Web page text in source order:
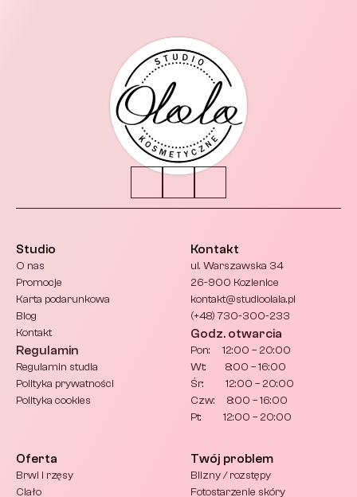
Studio
O nas
Promocje
Karta podarunkowa
Blog
Kontakt
Regulamin
Regulamin studia
Polityka prywatności
Polityka cookies
Oferta
Brwi i rzęsy
Ciało
Twój problem
Blizny / rozstępy
Fotostarzenie skóry
Kontakt
ul. Warszawska 34
26-900 Kozienice
kontakt@studioolala.pl
(+48) 730-300-233
Godz. otwarcia
Pon:     12:00 – 20:00
Wt:        8:00 – 16:00
Śr:         12:00 – 20:00
Czw:     8:00 – 16:00
Pt:         12:00 – 20:00